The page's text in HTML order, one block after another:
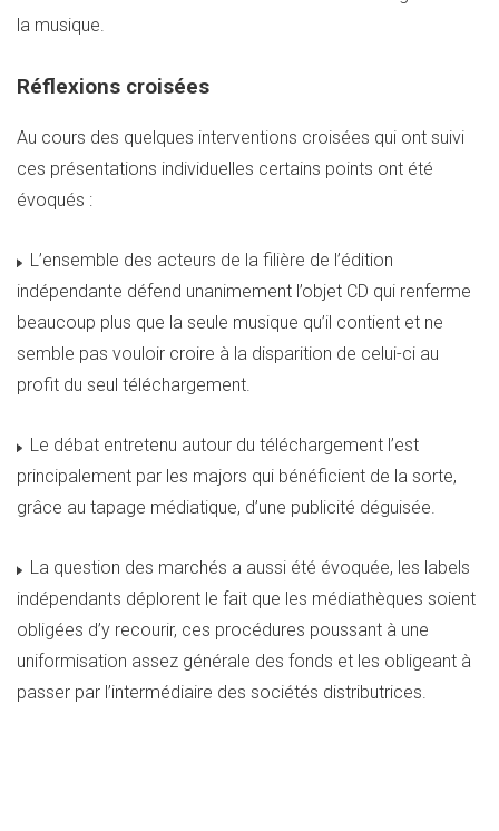
la musique.
Réflexions croisées
Au cours des quelques interventions croisées qui ont suivi
ces présentations individuelles certains points ont été
évoqués :
L’ensemble des acteurs de la filière de l’édition
indépendante défend unanimement l’objet CD qui renferme
beaucoup plus que la seule musique qu’il contient et ne
semble pas vouloir croire à la disparition de celui-ci au
profit du seul téléchargement.
Le débat entretenu autour du téléchargement l’est
principalement par les majors qui bénéficient de la sorte,
grâce au tapage médiatique, d’une publicité déguisée.
La question des marchés a aussi été évoquée, les labels
indépendants déplorent le fait que les médiathèques soient
obligées d’y recourir, ces procédures poussant à une
uniformisation assez générale des fonds et les obligeant à
passer par l’intermédiaire des sociétés distributrices.